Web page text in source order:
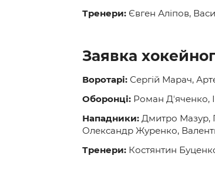
Тренери: Євген Аліпов,
Заявка
Воротарі: Сергій Марач,
Оборонці: Роман Дʼяченко,
Нападники: Дмитро Мазур,
Олександр Журенко,
Тренери: Костянтин